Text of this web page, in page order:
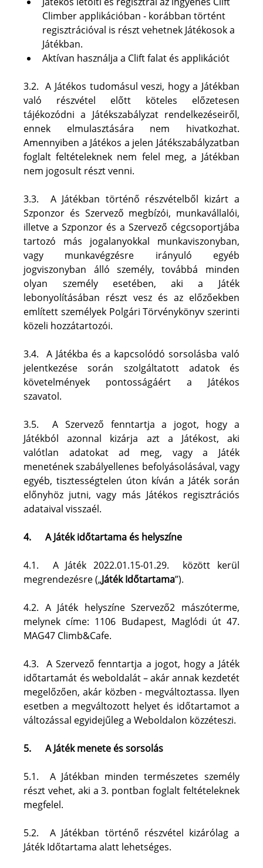
Climber applikációban - korábban történt
regisztrációval is részt vehetnek Játékosok a
Játékban.
Aktívan használja a Clift falat és applikációt
3.2.  A Játékos tudomásul veszi, hogy a Játékban
való részvétel előtt köteles előzetesen
tájékozódni a Játékszabályzat rendelkezéseiről,
ennek elmulasztására nem hivatkozhat.
Amennyiben a Játékos a jelen Játékszabályzatban
foglalt feltételeknek nem felel meg, a Játékban
nem jogosult részt venni.
3.3.  A Játékban történő részvételből kizárt a
Szponzor és Szervező megbízói, munkavállalói,
illetve a Szponzor és a Szervező cégcsoportjába
tartozó más jogalanyokkal munkaviszonyban,
vagy munkavégzésre irányuló egyéb
jogviszonyban álló személy, továbbá minden
olyan személy esetében, aki a Játék
lebonyolításában részt vesz és az előzőekben
említett személyek Polgári Törvénykönyv szerinti
közeli hozzátartozói.
3.4.  A Játékba és a kapcsolódó sorsolásba való
jelentkezése során szolgáltatott adatok és
követelmények pontosságáért a Játékos
szavatol.
3.5.  A Szervező fenntartja a jogot, hogy a
Játékból azonnal kizárja azt a Játékost, aki
valótlan adatokat ad meg, vagy a Játék
menetének szabályellenes befolyásolásával, vagy
egyéb, tisztességtelen úton kíván a Játék során
előnyhöz jutni, vagy más Játékos regisztrációs
adataival visszaél.
4. A Játék időtartama és helyszíne
4.1.  A Játék 2022.01.15-01.29.  között kerül
megrendezésre („Játék Időtartama”).
4.2. A Játék helyszíne Szervező2 mászóterme,
melynek címe: 1106 Budapest, Maglódi út 47.
MAG47 Climb&Cafe.
4.3.  A Szervező fenntartja a jogot, hogy a Játék
időtartamát és weboldalát – akár annak kezdetét
megelőzően, akár közben - megváltoztassa. Ilyen
esetben a megváltozott helyet és időtartamot a
változással egyidejűleg a Weboldalon közzéteszi.
5. A Játék menete és sorsolás
5.1.  A Játékban minden természetes személy
részt vehet, aki a 3. pontban foglalt feltételeknek
megfelel.
5.2.  A Játékban történő részvétel kizárólag a
Játék Időtartama alatt lehetséges.